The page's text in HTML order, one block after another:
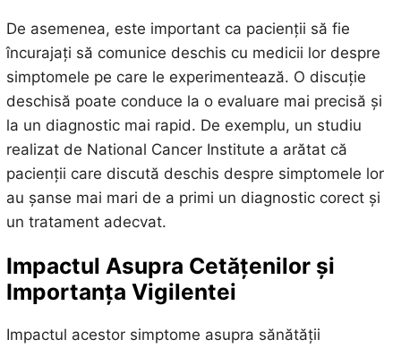
De asemenea, este important ca pacienții să fie
încurajați să comunice deschis cu medicii lor despre
simptomele pe care le experimentează. O discuție
deschisă poate conduce la o evaluare mai precisă și
la un diagnostic mai rapid. De exemplu, un studiu
realizat de National Cancer Institute a arătat că
pacienții care discută deschis despre simptomele lor
au șanse mai mari de a primi un diagnostic corect și
un tratament adecvat.
Impactul Asupra Cetățenilor și
Importanța Vigilentei
Impactul acestor simptome asupra sănătății